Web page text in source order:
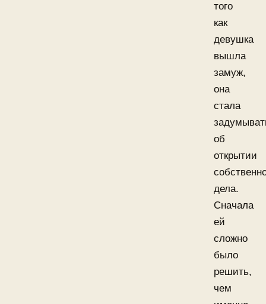
того
как
девушка
вышла
замуж,
она
стала
об
открытии
дела.
Сначала
ей
сложно
было
решить,
чем